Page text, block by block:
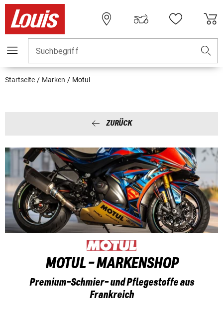
Suchbegriff
Startseite Marken Motul
ZURÜCK
MOTUL - MARKENSHOP
Premium-Schmier- und Pflegestoffe aus
Frankreich